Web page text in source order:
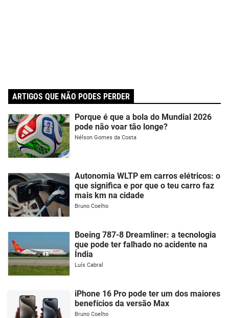
ARTIGOS QUE NÃO PODES PERDER
Porque é que a bola do Mundial 2026
pode não voar tão longe?
Nélson Gomes da Costa
Autonomia WLTP em carros elétricos: o
que significa e por que o teu carro faz
mais km na cidade
Bruno Coelho
Boeing 787-8 Dreamliner: a tecnologia
que pode ter falhado no acidente na
Índia
Luís Cabral
iPhone 16 Pro pode ter um dos maiores
benefícios da versão Max
Bruno Coelho